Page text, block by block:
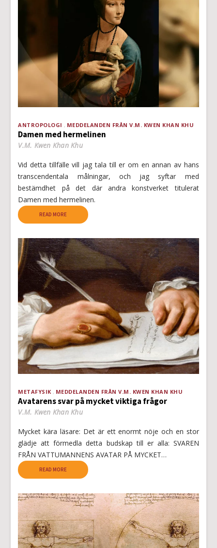
ANTROPOLOGI MEDDELANDEN FRÅN V.M. KWEN KHAN KHU
Damen med hermelinen
V.M. Kwen Khan Khu
Vid detta tillfälle vill jag tala till er om en annan av hans
transcendentala målningar, och jag syftar med
bestämdhet på det där andra konstverket titulerat
Damen med hermelinen.
READ MORE
METAFYSIK MEDDELANDEN FRÅN V.M. KWEN KHAN KHU
Avatarens svar på mycket viktiga frågor
V.M. Kwen Khan Khu
Mycket kära läsare: Det är ett enormt nöje och en stor
glädje att förmedla detta budskap till er alla: SVAREN
FRÅN VATTUMANNENS AVATAR PÅ MYCKET…
READ MORE